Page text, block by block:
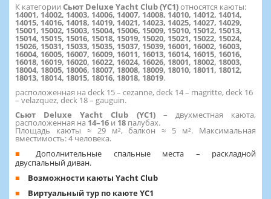
К категории Сьют Deluxe Yacht Club (YC1)относятся каюты:
14001, 14002, 14003, 14006, 14007, 14008, 14010, 14012, 14014,
14015, 14016, 14018, 14019, 14021, 14023, 14025, 14027, 14029,
15001, 15002, 15003, 15004, 15006, 15009, 15010, 15012, 15013,
15014, 15015, 15016, 15018, 15019, 15020, 15021, 15022, 15024,
15026, 15031, 15033, 15035, 15037, 15039, 16001, 16002, 16003,
16004, 16005, 16007, 16009, 16011, 16013, 16014, 16015, 16016,
16018, 16019, 16020, 16022, 16024, 16026, 18001, 18002, 18003,
18004, 18005, 18006, 18007, 18008, 18009, 18010, 18011, 18012,
18013, 18014, 18015, 18016, 18018, 18019.
расположенная на deck 15 – cezanne, deck 14 – magritte, deck 16
– velazquez, deck 18 – gauguin.
Сьют Deluxe Yacht Club (YC1) – двухместная каюта,
расположенная на 14–16 и 18 палубах.
Площадь каюты ≈ 29 м², балкон ≈ 5 м². Максимальная
вместимость: 4 человека.
Дополнительные спальные места – раскладной
двуспальный диван.
Возможности каюты Yacht Club
Виртуальный тур по каюте YC1